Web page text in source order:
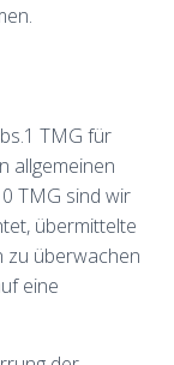
TMG für
allgemeinen
TMG sind wir
übermittelte
überwachen
eine